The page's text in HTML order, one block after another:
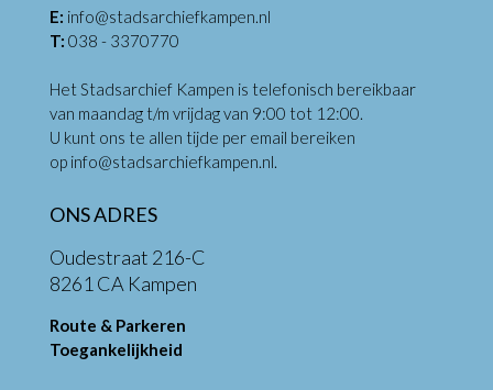
E: info@stadsarchiefkampen.nl
T: 038 - 3370770
Het Stadsarchief Kampen is telefonisch bereikbaar
van maandag t/m vrijdag van 9:00 tot 12:00.
U kunt ons te allen tijde per email bereiken
op info@stadsarchiefkampen.nl.
ONS ADRES
Oudestraat 216-C
8261 CA Kampen
Route & Parkeren
Toegankelijkheid